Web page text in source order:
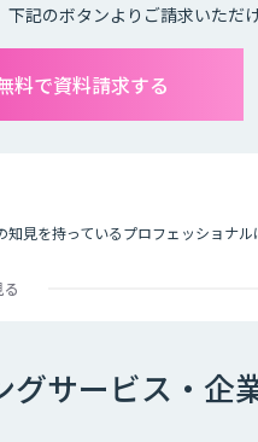
記のボタンよりご請求いただけ
料で資料請求する
見を持っているプロフェッショナ
グサービス・企